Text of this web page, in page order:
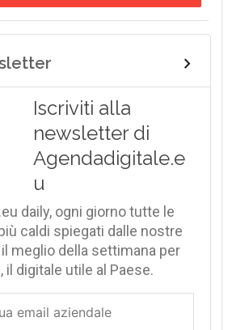
Iscriviti alla
newsletter di
Agendadigitale.e
u
daily, ogni giorno tutte le
caldi spiegati dalle nostre
meglio della settimana per
il digitale utile al Paese.